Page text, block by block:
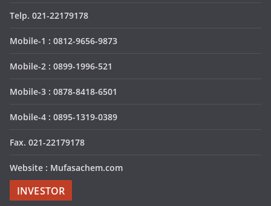
Telp. 021-22179178
Mobile-1 : 0812-9656-9873
Mobile-2 : 0899-1996-521
Mobile-3 : 0878-8418-6501
Mobile-4 : 0895-1319-0389
Fax. 021-22179178
Website : Mufasachem.com
INVESTOR